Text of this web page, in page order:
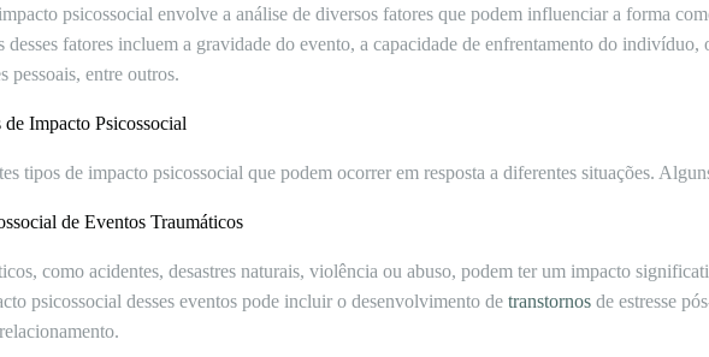
psicossocial envolve a análise de diversos fatores que podem influenciar a forma
desses fatores incluem a gravidade do evento, a capacidade de enfrentamento do indivíduo,
pessoais, entre outros.
Impacto Psicossocial
tipos de impacto psicossocial que podem ocorrer em resposta a diferentes situações.
de Eventos Traumáticos
como acidentes, desastres naturais, violência ou abuso, podem ter um impacto
psicossocial desses eventos pode incluir o desenvolvimento de transtornos de estresse